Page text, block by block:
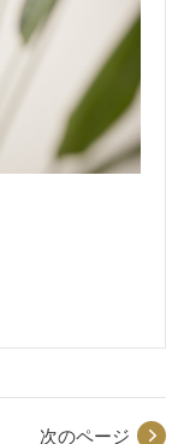
次のページ